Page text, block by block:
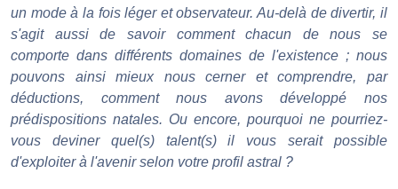
un mode à la fois léger et observateur. Au-delà de divertir, il
s'agit aussi de savoir comment chacun de nous se
comporte dans différents domaines de l'existence ; nous
pouvons ainsi mieux nous cerner et comprendre, par
déductions, comment nous avons développé nos
prédispositions natales. Ou encore, pourquoi ne pourriez-
vous deviner quel(s) talent(s) il vous serait possible
d'exploiter à l'avenir selon votre profil astral ?